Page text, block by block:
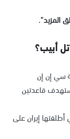
المزيد”.
أبيب؟
سي إن إن
قاعدتين
أطلقتها إيران على